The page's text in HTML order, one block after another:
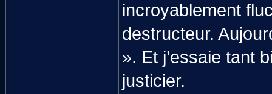
incroyablement
destructeur.
». Et j’essaie tant
justicier.